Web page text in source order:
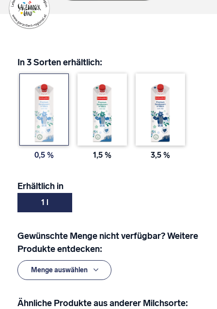
In 3 Sorten erhältlich:
0,5 % 1,5 % 3,5 %
Erhältlich in
1 l
Gewünschte Menge nicht verfügbar? Weitere
Produkte entdecken:
Ähnliche Produkte aus anderer Milchsorte: